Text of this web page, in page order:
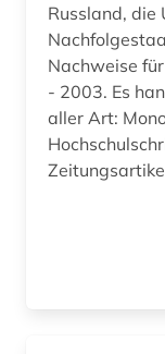
zeitung (1)
Russland, die
Nachweise
- 2003. Es
aller Art: